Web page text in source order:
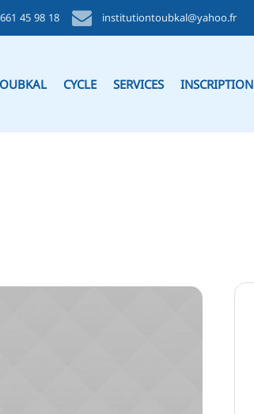
45 98 18 institutiontoubkal@yahoo.fr
CYCLE SERVICES INSCRIPTION